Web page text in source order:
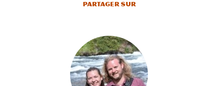
Partager sur